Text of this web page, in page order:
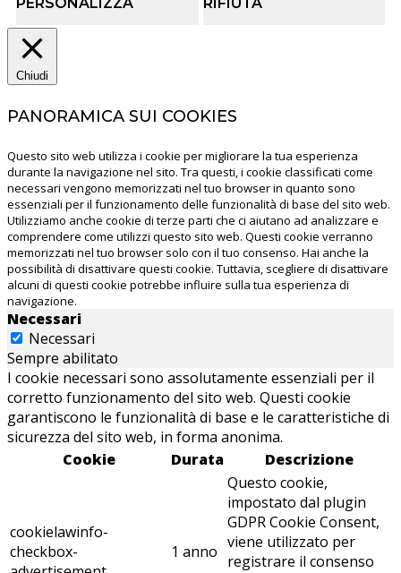
PERSONALIZZA RIFIUTA
Chiudi
PANORAMICA SUI COOKIES
Questo sito web utilizza i cookie per migliorare la tua esperienza
durante la navigazione nel sito. Tra questi, i cookie classificati come
necessari vengono memorizzati nel tuo browser in quanto sono
essenziali per il funzionamento delle funzionalità di base del sito web.
Utilizziamo anche cookie di terze parti che ci aiutano ad analizzare e
comprendere come utilizzi questo sito web. Questi cookie verranno
memorizzati nel tuo browser solo con il tuo consenso. Hai anche la
possibilità di disattivare questi cookie. Tuttavia, scegliere di disattivare
alcuni di questi cookie potrebbe influire sulla tua esperienza di
navigazione.
Necessari
Necessari
Sempre abilitato
I cookie necessari sono assolutamente essenziali per il
corretto funzionamento del sito web. Questi cookie
garantiscono le funzionalità di base e le caratteristiche di
sicurezza del sito web, in forma anonima.
Cookie
Durata Descrizione
cookielawinfo-
checkbox-
1 anno
Questo cookie,
impostato dal plugin
GDPR Cookie Consent,
viene utilizzato per
registrare il consenso